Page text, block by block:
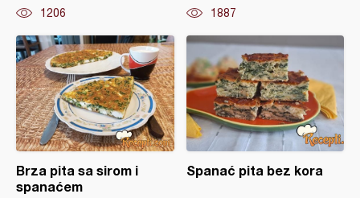
1206 1887
Brza pita sa sirom i
spanaćem
Spanać pita bez kora